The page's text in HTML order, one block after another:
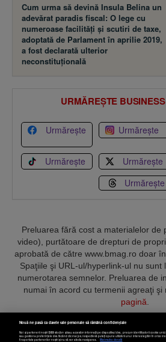
Cum urma să devină Insula Belina un
adevărat paradis fiscal: O lege cu
numeroase facilităţi şi scutiri de taxe,
adoptată de Parlament în aprilie 2019,
a fost declarată ulterior
neconstituţională
URMĂREȘTE
Urmărește Urmărește
Urmărește Urmărește
Urmărește
Preluarea fără cost a materialelor de
video), purtătoare de drepturi de
aprobată de către www.bmag.ro doar
Spaţiile şi URL-ul/hyperlink-ul nu
numerotarea semnelor. Preluarea de
numai în acord cu termenii agreaţi şi
pagină
Nouă ne pasă ca datele tale personale să rămână confidențiale
Noi și partenerii noștri589stocăm și/sau accesăm informații pe dispozitivul dvs., precum identificatorii cookie
sau gestiona preferințele dvs. făcând clic mai jos, respectiv vă puteți opune utilizării unui interes legitim în orice
fi raportate partenerilor noștri și nu vă vor afecta navigarea.
Mai multe detalii